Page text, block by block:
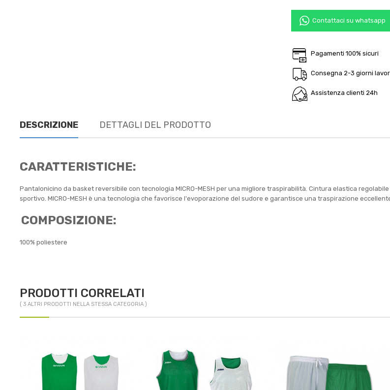
Contattaci su whatsapp
Pagamenti 100% sicuri
Consegna 2-3 giorni
Assistenza clienti 24h
DESCRIZIONE DETTAGLI DEL PRODOTTO
CARATTERISTICHE:
Pantalonicino da basket reversibile con tecnologia MICRO-MESH per una migliore traspirabilità. Cintura elastica
sportivo. MICRO-MESH è una tecnologia che favorisce l'evoporazione del sudore e garantisce una traspirazione
COMPOSIZIONE:
100% poliestere
PRODOTTI CORRELATI
( 3 ALTRI PRODOTTI NELLA STESSA CATEGORIA )